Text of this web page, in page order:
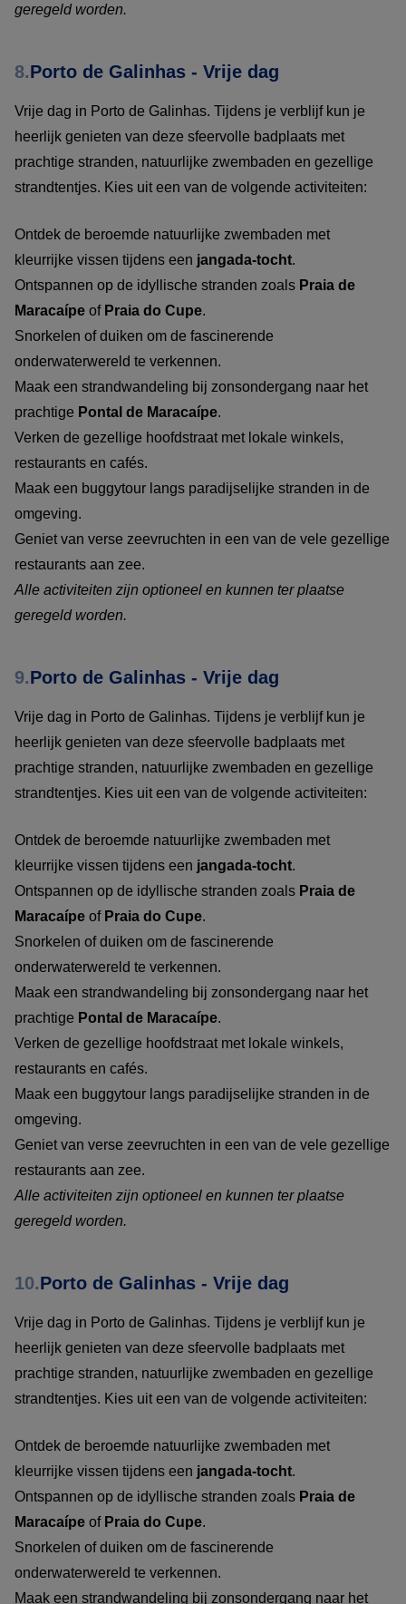
geregeld worden.
8.Porto de Galinhas - Vrije dag
Vrije dag in Porto de Galinhas. Tijdens je verblijf kun je
heerlijk genieten van deze sfeervolle badplaats met
prachtige stranden, natuurlijke zwembaden en gezellige
strandtentjes. Kies uit een van de volgende activiteiten:
Ontdek de beroemde natuurlijke zwembaden met
kleurrijke vissen tijdens een jangada-tocht.
Ontspannen op de idyllische stranden zoals Praia de
Maracaípe of Praia do Cupe.
Snorkelen of duiken om de fascinerende
onderwaterwereld te verkennen.
Maak een strandwandeling bij zonsondergang naar het
prachtige Pontal de Maracaípe.
Verken de gezellige hoofdstraat met lokale winkels,
restaurants en cafés.
Maak een buggytour langs paradijselijke stranden in de
omgeving.
Geniet van verse zeevruchten in een van de vele gezellige
restaurants aan zee.
Alle activiteiten zijn optioneel en kunnen ter plaatse
geregeld worden.
9.Porto de Galinhas - Vrije dag
Vrije dag in Porto de Galinhas. Tijdens je verblijf kun je
heerlijk genieten van deze sfeervolle badplaats met
prachtige stranden, natuurlijke zwembaden en gezellige
strandtentjes. Kies uit een van de volgende activiteiten:
Ontdek de beroemde natuurlijke zwembaden met
kleurrijke vissen tijdens een jangada-tocht.
Ontspannen op de idyllische stranden zoals Praia de
Maracaípe of Praia do Cupe.
Snorkelen of duiken om de fascinerende
onderwaterwereld te verkennen.
Maak een strandwandeling bij zonsondergang naar het
prachtige Pontal de Maracaípe.
Verken de gezellige hoofdstraat met lokale winkels,
restaurants en cafés.
Maak een buggytour langs paradijselijke stranden in de
omgeving.
Geniet van verse zeevruchten in een van de vele gezellige
restaurants aan zee.
Alle activiteiten zijn optioneel en kunnen ter plaatse
geregeld worden.
10.Porto de Galinhas - Vrije dag
Vrije dag in Porto de Galinhas. Tijdens je verblijf kun je
heerlijk genieten van deze sfeervolle badplaats met
prachtige stranden, natuurlijke zwembaden en gezellige
strandtentjes. Kies uit een van de volgende activiteiten:
Ontdek de beroemde natuurlijke zwembaden met
kleurrijke vissen tijdens een jangada-tocht.
Ontspannen op de idyllische stranden zoals Praia de
Maracaípe of Praia do Cupe.
Snorkelen of duiken om de fascinerende
onderwaterwereld te verkennen.
Maak een strandwandeling bij zonsondergang naar het